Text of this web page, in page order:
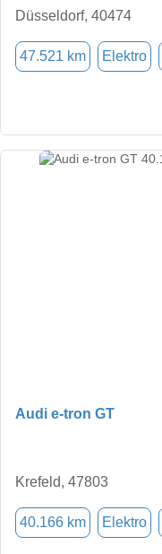
Düsseldorf, 40474
47.521 km Elektro
Audi e-tron GT
Krefeld, 47803
40.166 km Elektro